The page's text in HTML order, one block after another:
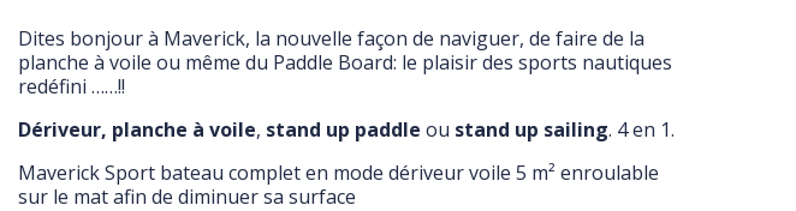
Dites bonjour à Maverick, la nouvelle façon de naviguer, de faire de la
planche à voile ou même du Paddle Board: le plaisir des sports nautiques
redéfini ……!!
Dériveur, planche à voile, stand up paddle ou stand up sailing. 4 en 1.
Maverick Sport bateau complet en mode dériveur voile 5 m² enroulable
sur le mat afin de diminuer sa surface